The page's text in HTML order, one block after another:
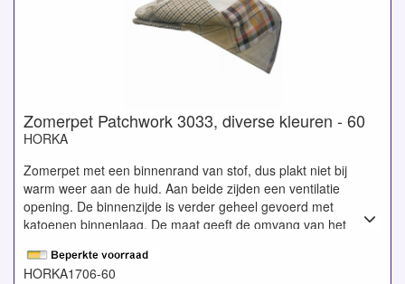
Zomerpet Patchwork 3033, diverse kleuren - 60
HORKA
Zomerpet met een binnenrand van stof, dus plakt niet bij
warm weer aan de huid. Aan beide zijden een ventilatie
opening. De binnenzijde is verder geheel gevoerd met
katoenen binnenlaag. De maat geeft de omvang van het
linnen.
HORKA1706-60